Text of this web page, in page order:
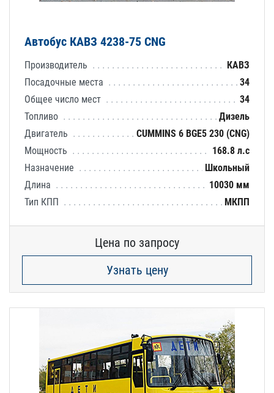
Автобус КАВЗ 4238-75 CNG
Производитель
КАВЗ
Посадочные места
34
Общее число мест
34
Топливо
Дизель
Двигатель
CUMMINS 6 BGE5 230 (CNG)
Мощность
168.8 л.с
Назначение
Школьный
Длина
10030 мм
Тип КПП
МКПП
Цена по запросу
Узнать цену